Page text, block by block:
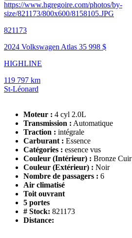
https://www.hgregoire.com/photos/by-
size/821173/800x600/8158105.JPG
821173
2024 Volkswagen Atlas 35 998 $
HIGHLINE
119 797 km
St-Léonard
Moteur : 4 cyl 2.0L
Transmission : Automatique
Traction : intégrale
Carburant : Essence
Catégories : essence vus
Couleur (Intérieur) : Bronze Cuir
Couleur (Extérieur) : Noir
Nombre de passagers : 6
Air climatisé
Toit ouvrant
5 portes
# Stock: 821173
Distance: